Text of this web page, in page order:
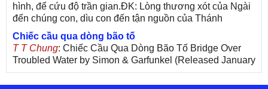
hình, để cứu độ trần gian.ĐK: Lòng thương xót của Ngài
đến chúng con, dìu con đến tận nguồn của Thánh
Chiếc cầu qua dòng bão tố
T T Chung: Chiếc Cầu Qua Dòng Bão Tố Bridge Over
Troubled Water by Simon & Garfunkel (Released January
26, 1970) Lời Việt: Nhạc Sĩ Vũ Đức Nghiêm Trình Bày:
Chung Tử Lưu